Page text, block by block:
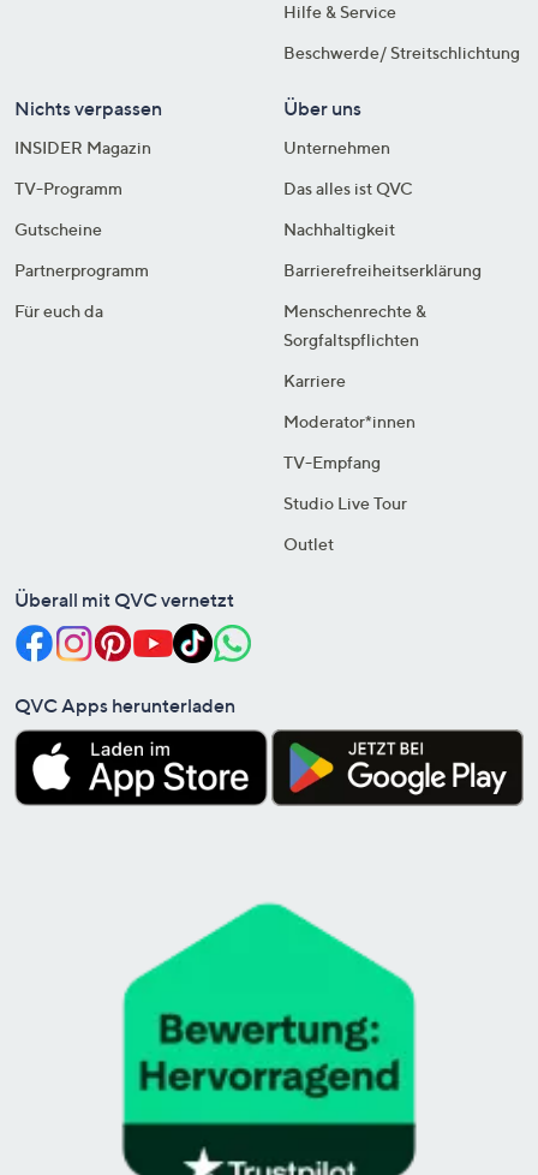
Hilfe & Service
Beschwerde/ Streitschlichtung
Nichts verpassen
INSIDER Magazin
TV-Programm
Gutscheine
Partnerprogramm
Für euch da
Über uns
Unternehmen
Das alles ist QVC
Nachhaltigkeit
Barrierefreiheitserklärung
Menschenrechte &
Sorgfaltspflichten
Karriere
Moderator*innen
TV-Empfang
Studio Live Tour
Outlet
Überall mit QVC vernetzt
QVC Apps herunterladen